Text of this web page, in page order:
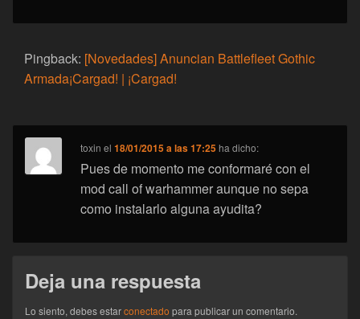
Pingback: [Novedades] Anuncian Battlefleet Gothic
Armada¡Cargad! | ¡Cargad!
toxin el18/01/2015 a las 17:25 ha dicho:
Pues de momento me conformaré con el
mod call of warhammer aunque no sepa
como instalarlo alguna ayudita?
Deja una respuesta
Lo siento, debes estarconectado para publicar un comentario.